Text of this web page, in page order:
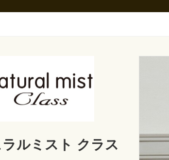
ルミスト クラス